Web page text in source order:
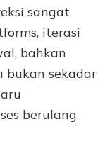
sangat
iterasi
bahkan
bukan sekadar
berulang,